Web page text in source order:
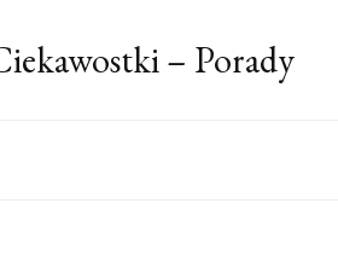
– Porady